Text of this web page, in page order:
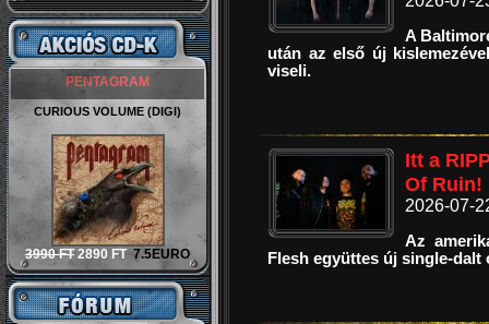
PENTAGRAM
CURIOUS VOLUME (DIGI)
3990 FT 2890 FT 7.5EURO
A
után az első új
viseli.
Itt a
Of Ruin!
2026-07-
Az
Flesh együttes új single-dalt